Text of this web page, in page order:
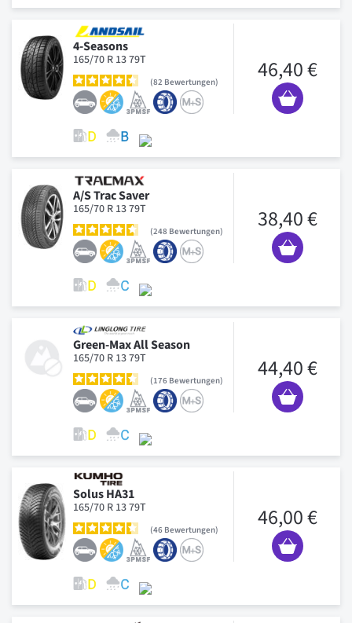
4-Seasons
165/70 R 13 79T
82 Bewertungen 46,40 €
A/S Trac Saver
165/70 R 13 79T
248 Bewertungen 38,40 €
Green-Max All Season
165/70 R 13 79T
176 Bewertungen 44,40 €
Solus HA31
165/70 R 13 79T
46 Bewertungen 46,00 €